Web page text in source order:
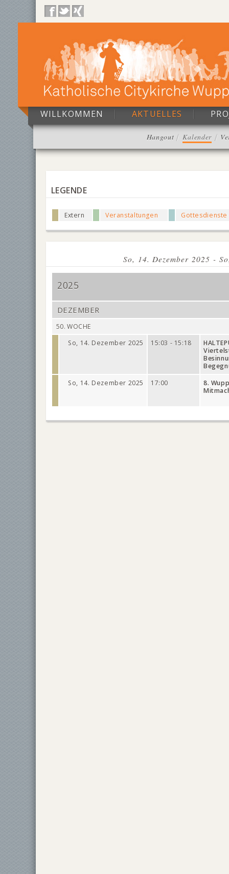
WILLKOMMEN AKTUELLES
Hangout Kalender
LEGENDE
Extern Veranstaltungen Gottesdienste
So, 14. Dezember 2025 -
2025
DEZEMBER
50. WOCHE
So, 14. Dezember 2025
15:03 - 15:18
So, 14. Dezember 2025
17:00
8.